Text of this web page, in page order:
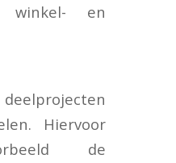
winkel- en
Hiervoor
de